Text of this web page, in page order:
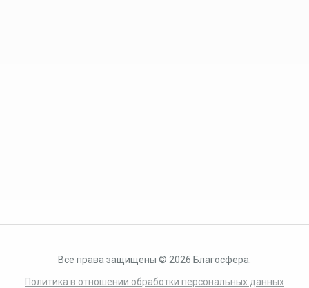
Все права защищены © 2026 Благосфера.
Политика в отношении обработки персональных данных